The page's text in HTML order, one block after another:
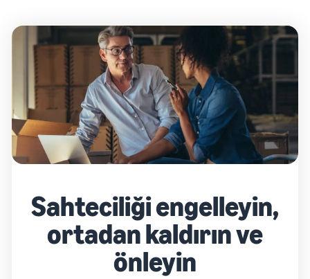
Sahteciliği engelleyin,
ortadan kaldırın ve
önleyin